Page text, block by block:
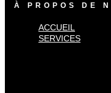
À PROPOS DE
ACCUEIL
SERVICES